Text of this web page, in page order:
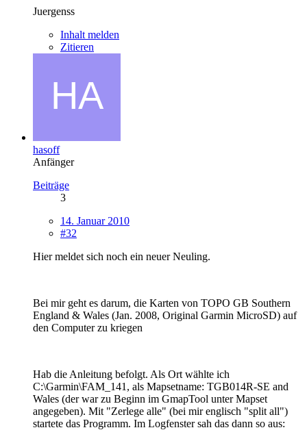
Juergenss
Inhalt melden
Zitieren
hasoff
Anfänger
Beiträge
3
14. Januar 2010
#32
Hier meldet sich noch ein neuer Neuling.
Bei mir geht es darum, die Karten von TOPO GB Southern
England & Wales (Jan. 2008, Original Garmin MicroSD) auf
den Computer zu kriegen
Hab die Anleitung befolgt. Als Ort wählte ich
C:\Garmin\FAM_141, als Mapsetname: TGB014R-SE and
Wales (der war zu Beginn im GmapTool unter Mapset
angegeben). Mit "Zerlege alle" (bei mir englisch "split all")
startete das Programm. Im Logfenster sah das dann so aus: